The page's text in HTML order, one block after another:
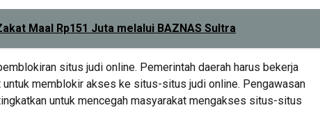
Maal Rp151 Juta melalui BAZNAS Sultra
situs judi online. Pemerintah daerah harus bekerja
untuk memblokir akses ke situs-situs judi online. Pengawasan
untuk mencegah masyarakat mengakses situs-situs